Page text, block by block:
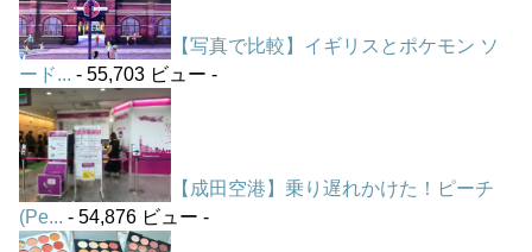
【写真で比較】イギリスとポケモン ソ
ード... - 55,703 ビュー -
【成田空港】乗り遅れかけた！ピーチ
(Pe... - 54,876 ビュー -